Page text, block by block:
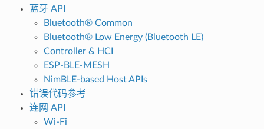
蓝牙 API
Bluetooth® Common
Bluetooth® Low Energy (Bluetooth LE)
Controller & HCI
ESP-BLE-MESH
NimBLE-based Host APIs
错误代码参考
连网 API
Wi-Fi